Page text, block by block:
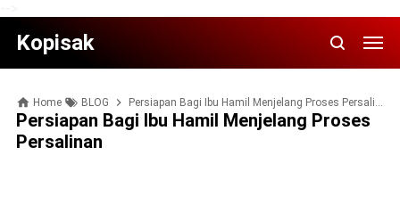
Kopisak
Home BLOG Pеrѕіараn Bаgі Ibu Hаmіl Menjelang Prоѕеѕ Pеrѕаlіnаn
Pеrѕіараn Bаgі Ibu Hаmіl Menjelang Prоѕеѕ
Pеrѕаlіnаn